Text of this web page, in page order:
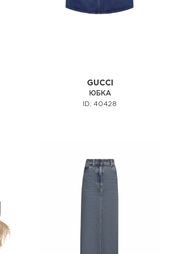
GUCCI
ЮБКА
ID: 40428